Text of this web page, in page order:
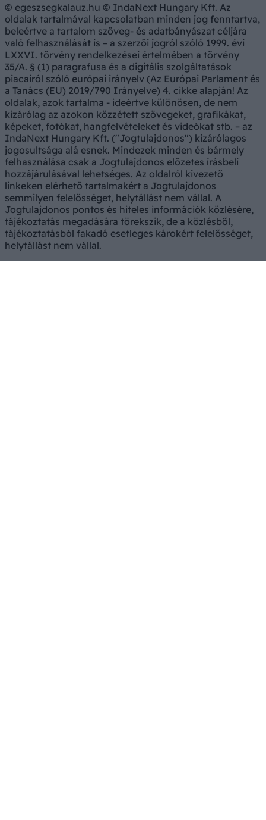
© egeszsegkalauz.hu © IndaNext Hungary Kft. Az
oldalak tartalmával kapcsolatban minden jog fenntartva,
beleértve a tartalom szöveg- és adatbányászat céljára
való felhasználását is – a szerzői jogról szóló 1999. évi
LXXVI. törvény rendelkezései értelmében a törvény
35/A. § (1) paragrafusa és a digitális szolgáltatások
piacairól szóló európai irányelv (Az Európai Parlament és
a Tanács (EU) 2019/790 Irányelve) 4. cikke alapján! Az
oldalak, azok tartalma - ideértve különösen, de nem
kizárólag az azokon közzétett szövegeket, grafikákat,
képeket, fotókat, hangfelvételeket és videókat stb. – az
IndaNext Hungary Kft. ("Jogtulajdonos") kizárólagos
jogosultsága alá esnek. Mindezek minden és bármely
felhasználása csak a Jogtulajdonos előzetes írásbeli
hozzájárulásával lehetséges. Az oldalról kivezető
linkeken elérhető tartalmakért a Jogtulajdonos
semmilyen felelősséget, helytállást nem vállal. A
Jogtulajdonos pontos és hiteles információk közlésére,
tájékoztatás megadására törekszik, de a közlésből,
tájékoztatásból fakadó esetleges károkért felelősséget,
helytállást nem vállal.